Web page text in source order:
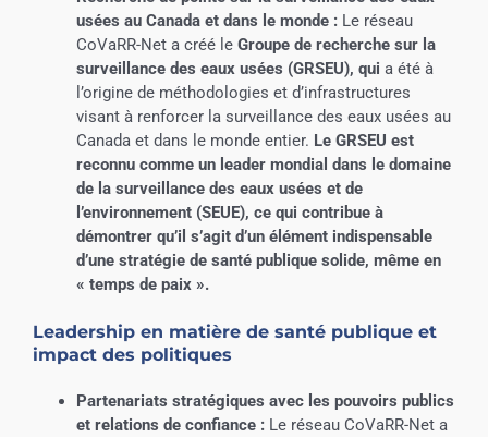
usées au Canada et dans le monde :Le réseau
CoVaRR-Net a créé le Groupe de recherche sur la
surveillance des eaux usées (GRSEU), qui a été à
l’origine de méthodologies et d’infrastructures
visant à renforcer la surveillance des eaux usées au
Canada et dans le monde entier. Le GRSEU est
reconnu comme un leader mondial dans le domaine
de la surveillance des eaux usées et de
l’environnement (SEUE), ce qui contribue à
démontrer qu’il s’agit d’un élément indispensable
d’une stratégie de santé publique solide, même en
« temps de paix ».
Leadership en matière de santé publique et
impact des politiques
Partenariats stratégiques avec les pouvoirs publics
et relations de confiance : Le réseau CoVaRR-Net a